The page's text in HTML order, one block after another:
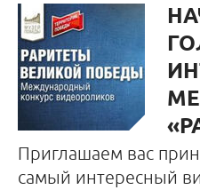
Приглашаем вас
самый интересный